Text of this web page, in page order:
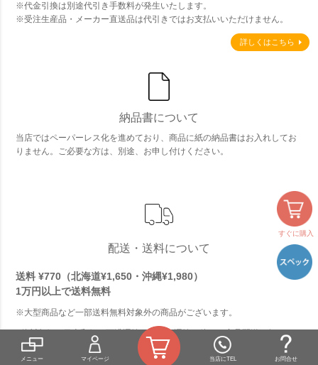
すぐに購入
※代金引換は別途代引き手数料が発生いたします。
※受注生産品・メーカー直送品は代引きではお支払いいただけません。
詳しくはこちら
納品書について
当店ではペーパーレス化を進めており、商品に紙の納品書はお入れしてお
りません。ご必要な方は、別途、お申し付けください。
配送・送料について
送料 ¥770（北海道¥1,650・沖縄¥1,980）
1万円以上で送料無料
※大型商品など一部送料無料対象外の商品がございます。
■佐川急便、日本郵便、西濃運輸、ヤマト運輸、他にて商品配送を行なって
おります。
■配達時間指定が可能です。（佐川急便、ヤマト運輸のみ）
メニュー マイページ 当店にTEL お問合せ